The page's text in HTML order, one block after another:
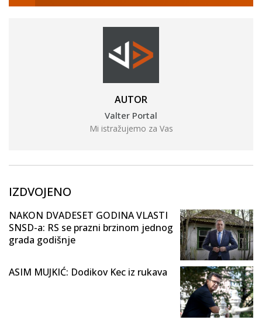
AUTOR
Valter Portal
Mi istražujemo za Vas
IZDVOJENO
NAKON DVADESET GODINA VLASTI
SNSD-a: RS se prazni brzinom jednog
grada godišnje
ASIM MUJKIĆ: Dodikov Kec iz rukava